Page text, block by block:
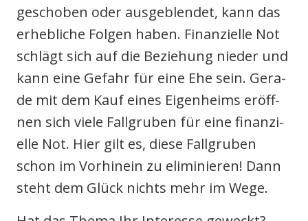
ge­scho­ben oder aus­ge­blen­det, kann das
erheb­li­che Fol­gen haben. Finan­zi­el­le Not
schlägt sich auf die Bezie­hung nie­der und
kann eine Gefahr für eine Ehe sein. Gera­
de mit dem Kauf eines Eigen­heims eröff­
nen sich vie­le Fall­gru­ben für eine finan­zi­
el­le Not. Hier gilt es, die­se Fall­gru­ben
schon im Vor­hin­ein zu eli­mi­nie­ren! Dann
steht dem Glück nichts mehr im Wege.